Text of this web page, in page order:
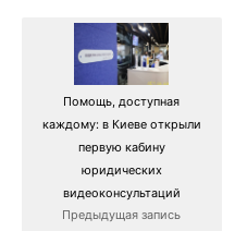
Помощь, доступная
каждому: в Киеве открыли
первую кабину
юридических
видеоконсультаций
Предыдущая запись